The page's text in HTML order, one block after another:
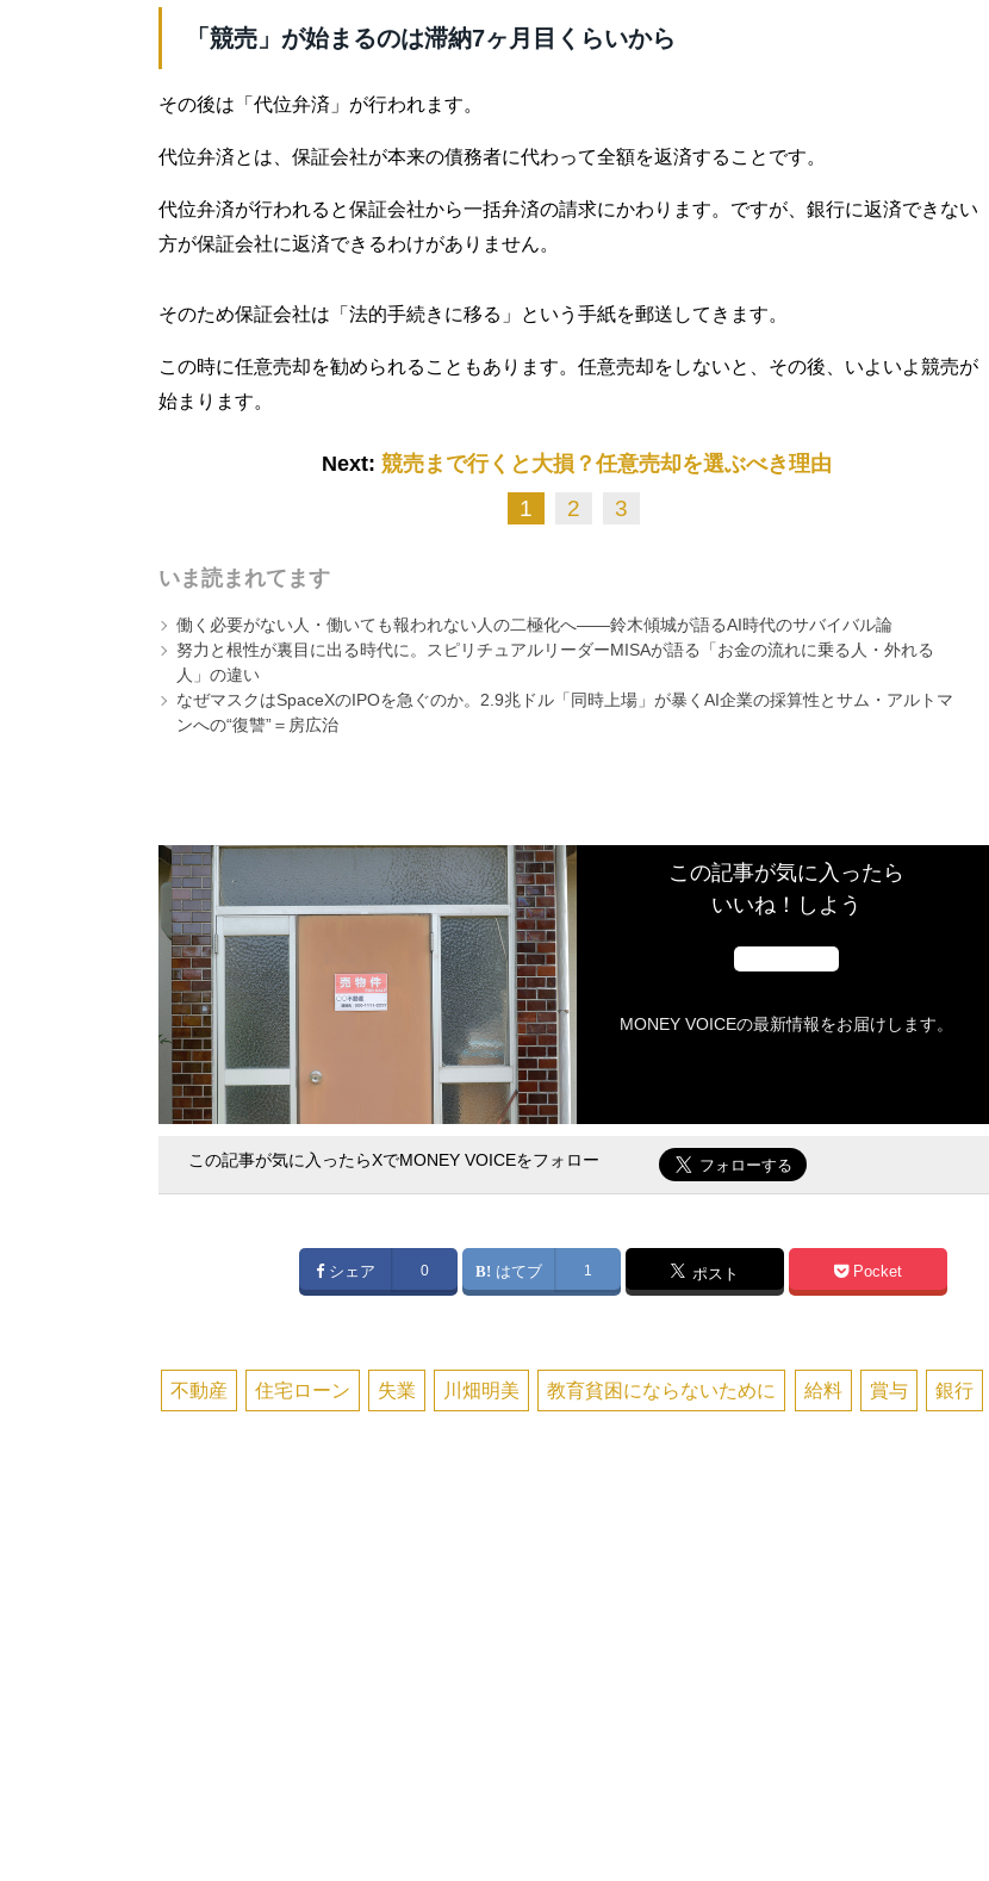
「競売」が始まるのは滞納7ヶ月目くらいから
その後は「代位弁済」が行われます。
代位弁済とは、保証会社が本来の債務者に代わって全額を返済することです。
代位弁済が行われると保証会社から一括弁済の請求にかわります。ですが、銀行に返済できない
方が保証会社に返済できるわけがありません。
そのため保証会社は「法的手続きに移る」という手紙を郵送してきます。
この時に任意売却を勧められることもあります。任意売却をしないと、その後、いよいよ競売が
始まります。
Next: 競売まで行くと大損？任意売却を選ぶべき理由
1 2 3
いま読まれてます
働く必要がない人・働いても報われない人の二極化へ――鈴木傾城が語るAI時代のサバイバル論
努力と根性が裏目に出る時代に。スピリチュアルリーダーMISAが語る「お金の流れに乗る人・外れる
人」の違い
なぜマスクはSpaceXのIPOを急ぐのか。2.9兆ドル「同時上場」が暴くAI企業の採算性とサム・アルトマ
ンへの“復讐”＝房広治
この記事が気に入ったら
いいね！しよう
MONEY VOICEの最新情報をお届けします。
この記事が気に入ったらXでMONEY VOICEをフォロー
シェア 0 はてブ 1 ポスト Pocket
不動産 住宅ローン 失業 川畑明美 教育貧困にならないために 給料 賞与 銀行